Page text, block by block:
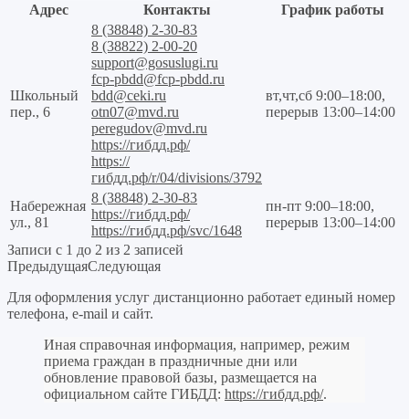
Адрес
Контакты График работы
Школьный
пер., 6
8 (38848) 2-30-83
8 (38822) 2-00-20
support@gosuslugi.ru
fcp-pbdd@fcp-pbdd.ru
bdd@ceki.ru
otn07@mvd.ru
peregudov@mvd.ru
https://гибдд.рф/
https://
гибдд.рф/r/04/divisions/3792
вт,чт,сб 9:00–18:00,
перерыв 13:00–14:00
Набережная
ул., 81
8 (38848) 2-30-83
https://гибдд.рф/
https://гибдд.рф/svc/1648
пн-пт 9:00–18:00,
перерыв 13:00–14:00
Записи с 1 до 2 из 2 записей
ПредыдущаяСледующая
Для оформления услуг дистанционно работает единый номер
телефона, e-mail и сайт.
Иная справочная информация, например, режим
приема граждан в праздничные дни или
обновление правовой базы, размещается на
официальном сайте ГИБДД: https://гибдд.рф/.